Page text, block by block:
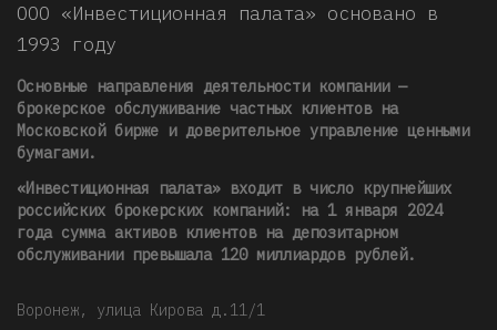
ООО «Инвестиционная палата» основано в
1993 году
Основные направления деятельности компании —
брокерское обслуживание частных клиентов на
Московской бирже и доверительное управление ценными
бумагами.
«Инвестиционная палата» входит в число крупнейших
российских брокерских компаний: на 1 января 2024
года сумма активов клиентов на депозитарном
обслуживании превышала 120 миллиардов рублей.
Воронеж, улица Кирова д.11/1